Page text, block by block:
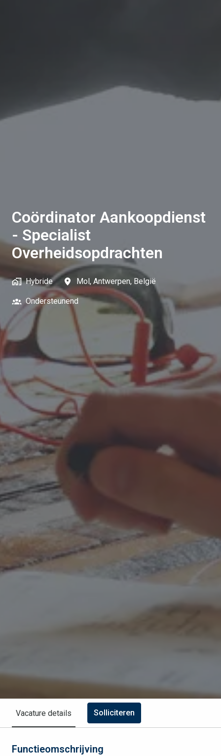
Coördinator Aankoopdienst
- Specialist
Overheidsopdrachten
Hybride Mol, Antwerpen, België
Ondersteunend
Vacature details Solliciteren
Functieomschrijving